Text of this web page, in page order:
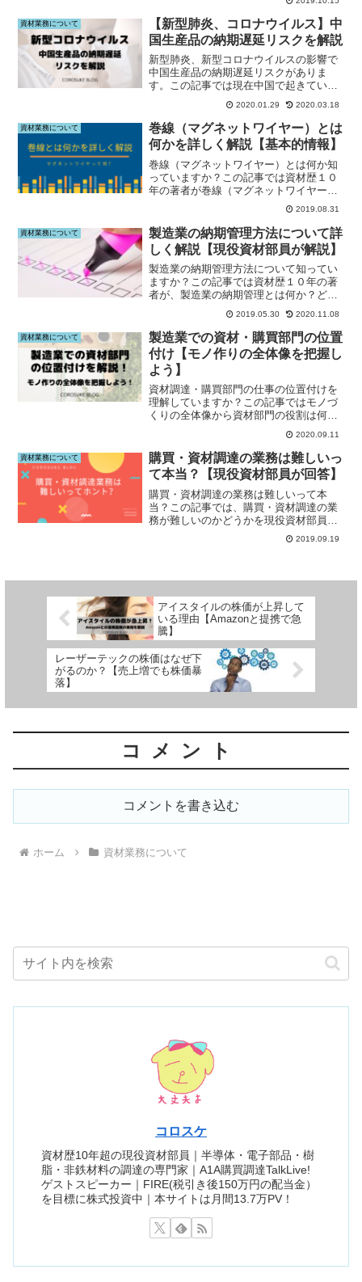
ました。資材・購買部員で転職サイトに
登録していない人はこの記事をご覧下さ
い。
資材業務について
【新型肺炎、コロナウイルス】中
国生産品の納期遅延リスクを解説
新型肺炎、新型コロナウイルスの影響で
中国生産品の納期遅延リスクがありま
す。この記事では現在中国で起きている
ことと、今後資材調達・購買部門がすべ
き対応を整理しています。新型肺炎対策
はこの記事をご覧下さい。
2020.01.29 2020.03.18
資材業務について
巻線（マグネットワイヤー）とは
何かを詳しく解説【基本的情報】
巻線（マグネットワイヤー）とは何か知
っていますか？この記事では資材歴１０
年の著者が巻線（マグネットワイヤー）
について詳しく解説しています。巻線の
ことを知りたい方、勉強したい方は、こ
の記事をご覧下さい。
2019.08.31
資材業務について
製造業の納期管理方法について詳
しく解説【現役資材部員が解説】
製造業の納期管理方法について知ってい
ますか？この記事では資材歴１０年の著
者が、製造業の納期管理とは何か？どの
ような管理方法があるのかについて解説
しています。納期管理方法について知り
たい方は、この記事をご覧ください。
2019.05.30 2020.11.08
資材業務について
製造業での資材・購買部門の位置
付け【モノ作りの全体像を把握し
よう】
資材調達・購買部門の仕事の位置付けを
理解していますか？この記事ではモノづ
くりの全体像から資材部門の役割は何な
のかを解説しています。資材業務の全体
像を把握したい人はこの記事をご覧下さ
い。
2020.09.11
資材業務について
購買・資材調達の業務は難しいっ
て本当？【現役資材部員が回答】
購買・資材調達の業務は難しいって本
当？この記事では、購買・資材調達の業
務が難しいのかどうかを現役資材部員が
詳しく解説していきます。購買資材調達
の業務について詳しく知りたい方はこの
2019.09.19
アイスタイルの株価が上昇して
いる理由【Amazonと提携で急
騰】
レーザーテックの株価はなぜ下
がるのか？【売上増でも株価暴
落】
コメント
コメントを書き込む
ホーム 資材業務について
コロスケ
資材歴10年超の現役資材部員｜半導体・電子部品・樹
脂・非鉄材料の調達の専門家｜A1A購買調達TalkLive!
ゲストスピーカー｜FIRE(税引き後150万円の配当金）
を目標に株式投資中｜本サイトは月間13.7万PV！